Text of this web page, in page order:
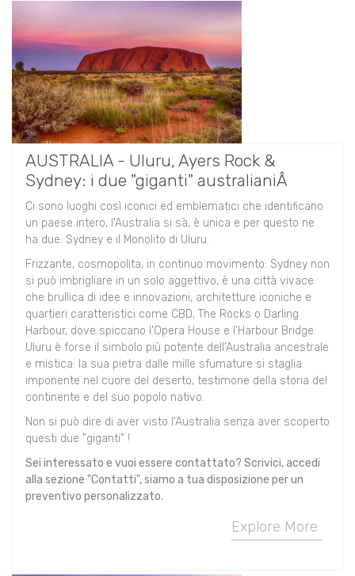
AUSTRALIA - Uluru, Ayers Rock &
Sydney: i due "giganti" australianiÂ
Ci sono luoghi così iconici ed emblematici che identificano
un paese intero, l'Australia si sà, è unica e per questo ne
ha due: Sydney e il Monolito di Uluru.
Frizzante, cosmopolita, in continuo movimento: Sydney non
si può imbrigliare in un solo aggettivo, è una città vivace
che brullica di idee e innovazioni, architetture iconiche e
quartieri caratteristici come CBD, The Rocks o Darling
Harbour, dove spiccano l'Opera House e l'Harbour Bridge.
Uluru è forse il simbolo più potente dell'Australia ancestrale
e mistica: la sua pietra dalle mille sfumature si staglia
imponente nel cuore del deserto, testimone della storia del
continente e del suo popolo nativo.
Non si può dire di aver visto l'Australia senza aver scoperto
questi due "giganti" !
Sei interessato e vuoi essere contattato? Scrivici, accedi
alla sezione "Contatti", siamo a tua disposizione per un
preventivo personalizzato.
Explore More